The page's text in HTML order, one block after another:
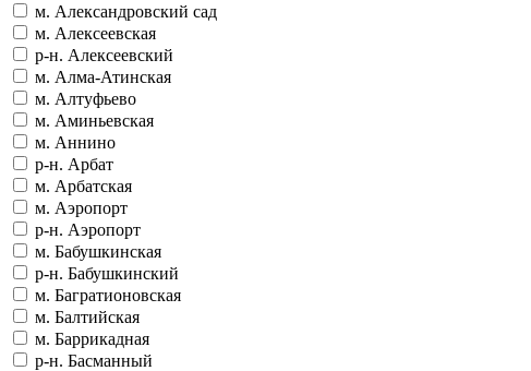
м. Александровский сад
м. Алексеевская
р-н. Алексеевский
м. Алма-Атинская
м. Алтуфьево
м. Аминьевская
м. Аннино
р-н. Арбат
м. Арбатская
м. Аэропорт
р-н. Аэропорт
м. Бабушкинская
р-н. Бабушкинский
м. Багратионовская
м. Балтийская
м. Баррикадная
р-н. Басманный